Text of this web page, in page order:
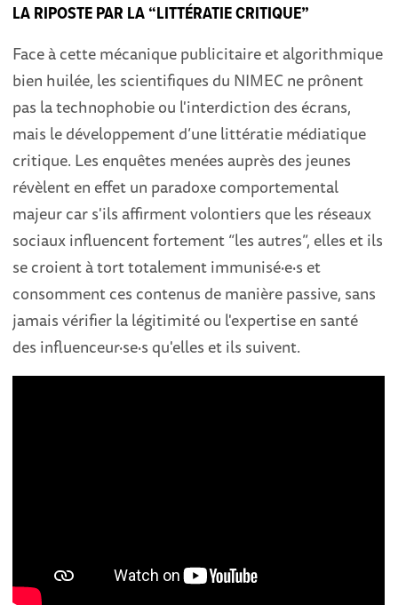
LA RIPOSTE PAR LA “LITTÉRATIE CRITIQUE”
Face à cette mécanique publicitaire et algorithmique
bien huilée, les scientifiques du NIMEC ne prônent
pas la technophobie ou l'interdiction des écrans,
mais le développement d’une littératie médiatique
critique. Les enquêtes menées auprès des jeunes
révèlent en effet un paradoxe comportemental
majeur car s'ils affirment volontiers que les réseaux
sociaux influencent fortement “les autres”, elles et ils
se croient à tort totalement immunisé·e·s et
consomment ces contenus de manière passive, sans
jamais vérifier la légitimité ou l'expertise en santé
des influenceur·se·s qu'elles et ils suivent.